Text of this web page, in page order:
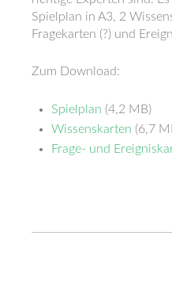
Spielplan in A3, 2
Fragekarten (?) und
Zum Download:
Spielplan (4,2 MB)
Wissenskarten (6,7
Frage- und